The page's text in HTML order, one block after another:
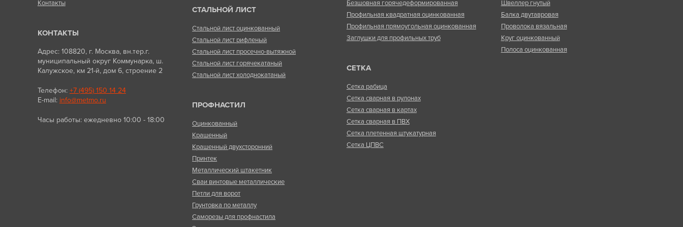
Контакты
КОНТАКТЫ
Адрес: 108820, г. Москва, вн.тер.г.
муниципальный округ Коммунарка, ш.
Калужское, км 21-й, дом 6, строение 2
Телефон: +7 (495) 150 14 24
E-mail: info@metmo.ru
Часы работы: ежедневно 10:00 - 18:00
СТАЛЬНОЙ ЛИСТ
Стальной лист оцинкованный
Стальной лист рифленый
Стальной лист просечно-вытяжной
Стальной лист горячекатаный
Стальной лист холоднокатаный
ПРОФНАСТИЛ
Оцинкованный
Крашенный
Крашенный двухсторонний
Принтек
Металлический штакетник
Сваи винтовые металлические
Петли для ворот
Грунтовка по металлу
Саморезы для профнастила
Безшовная горячедеформированная
Профильная квадратная оцинкованная
Профильная прямоугольная оцинкованная
Заглушки для профильных труб
СЕТКА
Сетка рабица
Сетка сварная в рулонах
Сетка сварная в картах
Сетка сварная в ПВХ
Сетка плетенная штукатурная
Сетка ЦПВС
Швеллер гнутый
Балка двутавровая
Проволока вязальная
Круг оцинкованный
Полоса оцинкованная